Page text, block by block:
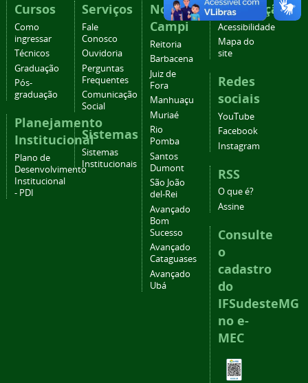
Cursos
Como
ingressar
Técnicos
Graduação
Pós-
graduação
Planejamento
Institucional
Plano de
Desenvolvimento
Institucional
- PDI
Serviços
Fale
Conosco
Ouvidoria
Perguntas
Frequentes
Comunicação
Social
Sistemas
Sistemas
Institucionais
Nossos
Campi
Reitoria
Barbacena
Juiz de
Fora
Manhuaçu
Muriaé
Rio
Pomba
Santos
Dumont
São João
del-Rei
Avançado
Bom
Sucesso
Avançado
Cataguases
Avançado
Ubá
Navegação
Acessibilidade
Mapa do
site
Redes
sociais
YouTube
Facebook
Instagram
RSS
O que é?
Assine
Consulte
o
cadastro
do
IFSudesteMG
no e-
MEC